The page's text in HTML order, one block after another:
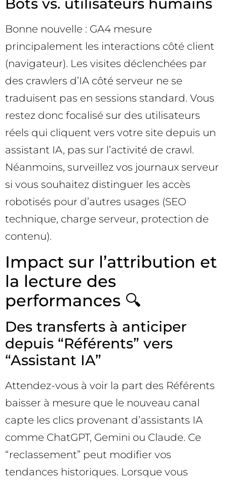
Bots vs. utilisateurs humains
Bonne nouvelle : GA4 mesure
principalement les interactions côté client
(navigateur). Les visites déclenchées par
des crawlers d’IA côté serveur ne se
traduisent pas en sessions standard. Vous
restez donc focalisé sur des utilisateurs
réels qui cliquent vers votre site depuis un
assistant IA, pas sur l’activité de crawl.
Néanmoins, surveillez vos journaux serveur
si vous souhaitez distinguer les accès
robotisés pour d’autres usages (SEO
technique, charge serveur, protection de
contenu).
Impact sur l’attribution et
la lecture des
performances 🔍
Des transferts à anticiper
depuis “Référents” vers
“Assistant IA”
Attendez-vous à voir la part des Référents
baisser à mesure que le nouveau canal
capte les clics provenant d’assistants IA
comme ChatGPT, Gemini ou Claude. Ce
“reclassement” peut modifier vos
tendances historiques. Lorsque vous